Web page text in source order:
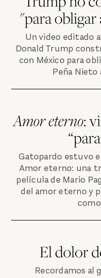
"para
Un video editado
Donald Trump
con México para
Peña Nieto
Amor eterno:
Gatopardo estuvo
Amor eterno: una
película de Mario
del amor eterno y
El dolor
Recordamos